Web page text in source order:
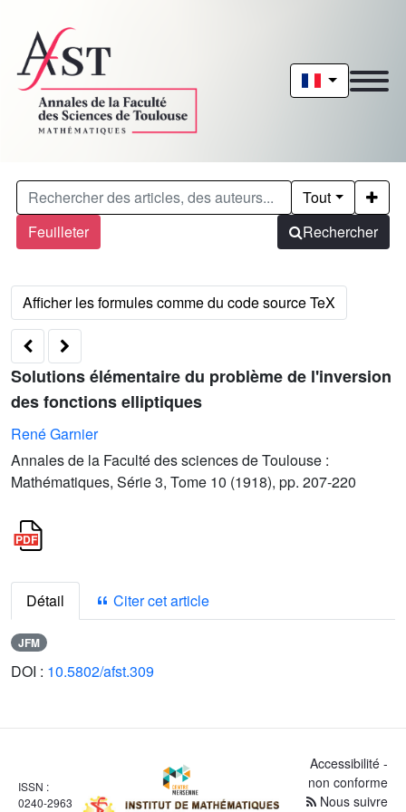
Feuilleter
Tout
Rechercher
Solutions élémentaire du problème de l'inversion
des fonctions elliptiques
René Garnier
Annales de la Faculté des sciences de Toulouse :
Mathématiques, Série 3, Tome 10 (1918), pp. 207-220
Détail Citer cet article
JFM
DOI : 10.5802/afst.309
ISSN :
0240-2963
Accessibilité -
non conforme
Nous suivre